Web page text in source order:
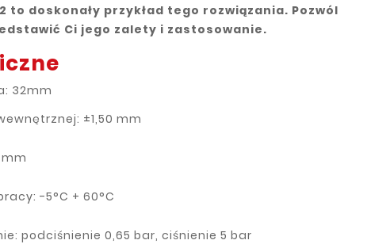
to doskonały przykład tego rozwiązania. Pozwól
Ci jego zalety i zastosowanie.
32mm
±1,50 mm
-5°C + 60°C
podciśnienie 0,65 bar, ciśnienie 5 bar